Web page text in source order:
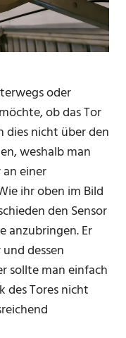
oder
ob das Tor
dies nicht über den
weshalb man
einer
ihr oben im Bild
den Sensor
anzubringen. Er
dessen
sollte man einfach
des Tores nicht